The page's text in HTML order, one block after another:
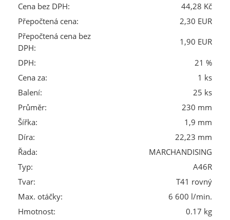
Cena bez DPH:
44,28 Kč
Přepočtená cena:
2,30 EUR
Přepočtená cena bez
DPH:
1,90 EUR
DPH:
21 %
Cena za:
1 ks
Balení:
25 ks
Průměr:
230 mm
Šířka:
1,9 mm
Díra:
22,23 mm
Řada:
MARCHANDISING
Typ:
A46R
Tvar:
T41 rovný
Max. otáčky:
6 600 l/min.
Hmotnost:
0.17 kg